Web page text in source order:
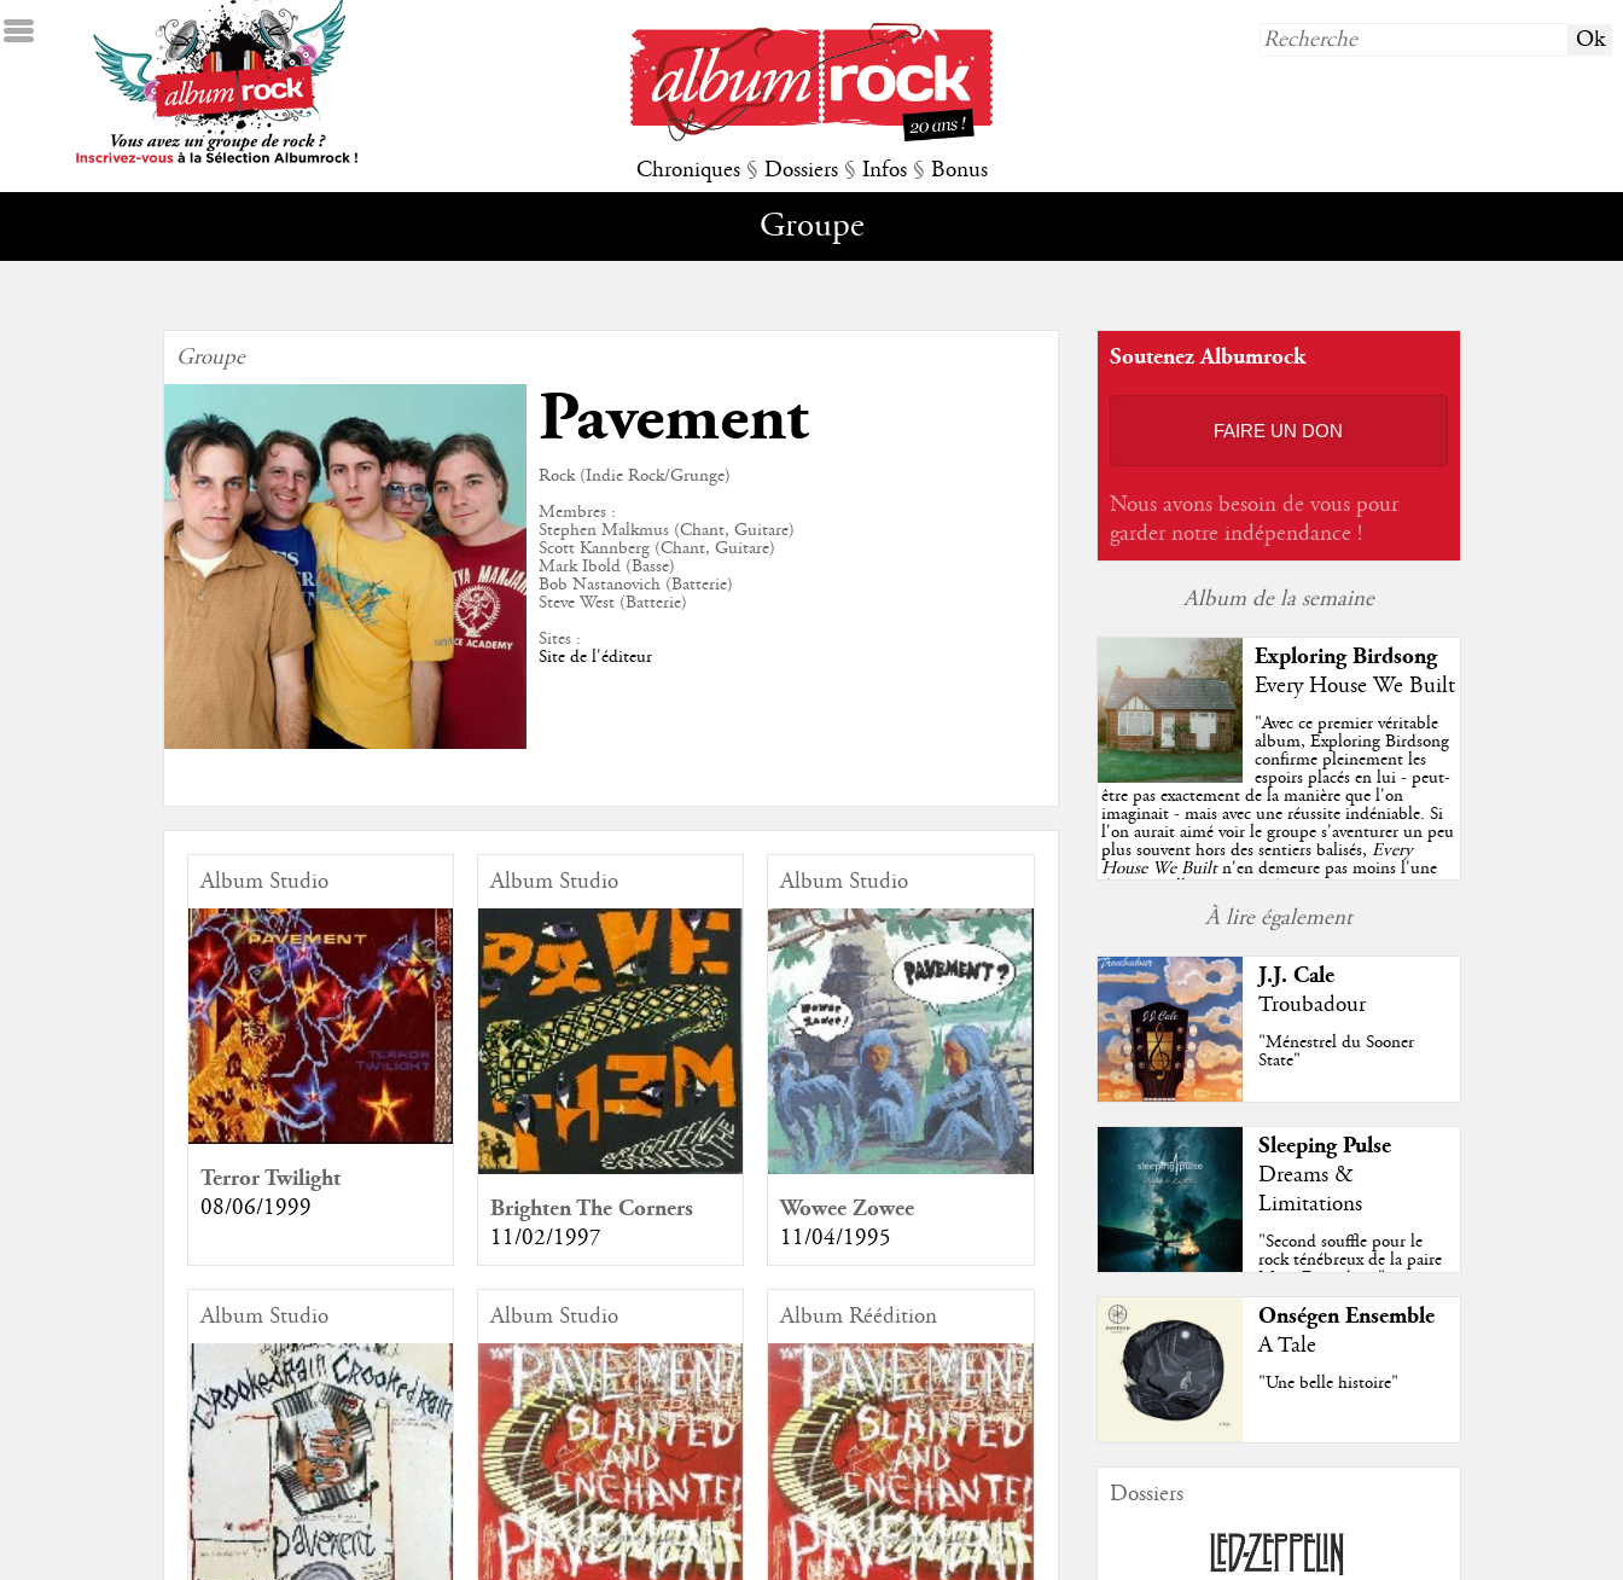
Chroniques § Dossiers § Infos § Bonus
Groupe
Groupe
Pavement
Rock (Indie Rock/Grunge)
Membres :
Stephen Malkmus (Chant, Guitare)
Scott Kannberg (Chant, Guitare)
Mark Ibold (Basse)
Bob Nastanovich (Batterie)
Steve West (Batterie)
Sites :
Site de l'éditeur
Album Studio
Terror Twilight
08/06/1999
Album Studio
Brighten The Corners
11/02/1997
Album Studio
Wowee Zowee
11/04/1995
Album Studio Album Studio Album Réédition
Soutenez Albumrock
FAIRE UN DON
Nous avons besoin de vous pour
garder notre indépendance !
Album de la semaine
Exploring Birdsong
Every House We Built
"Avec ce premier véritable
album, Exploring Birdsong
confirme pleinement les
espoirs placés en lui - peut-
être pas exactement de la manière que l'on
imaginait - mais avec une réussite indéniable. Si
l'on aurait aimé voir le groupe s'aventurer un peu
plus souvent hors des sentiers balisés,Every
House We Builtn'en demeure pas moins l'une
des très belles surprises de cette année, porté par
plusieurs morceaux qui trouveront sans difficulté
une place de choix dans vos playlists estivales.
À lire également
J.J. Cale
Troubadour
"Ménestrel du Sooner
State"
Sleeping Pulse
Dreams &
Limitations
"Second souffle pour le
rock ténébreux de la paire
Moss-Fazendeiro"
Onségen Ensemble
A Tale
"Une belle histoire"
Dossiers